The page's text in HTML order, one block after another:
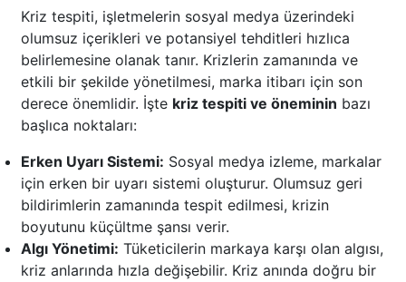
Kriz tespiti, işletmelerin sosyal medya üzerindeki
olumsuz içerikleri ve potansiyel tehditleri hızlıca
belirlemesine olanak tanır. Krizlerin zamanında ve
etkili bir şekilde yönetilmesi, marka itibarı için son
derece önemlidir. İşte kriz tespiti ve öneminin bazı
başlıca noktaları:
Erken Uyarı Sistemi: Sosyal medya izleme, markalar
için erken bir uyarı sistemi oluşturur. Olumsuz geri
bildirimlerin zamanında tespit edilmesi, krizin
boyutunu küçültme şansı verir.
Algı Yönetimi: Tüketicilerin markaya karşı olan algısı,
kriz anlarında hızla değişebilir. Kriz anında doğru bir